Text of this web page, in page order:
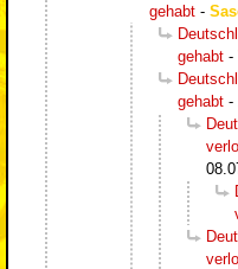
gehabt -
gehabt -
gehabt -